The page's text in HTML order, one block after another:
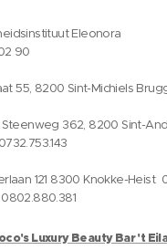
Eleonora
90
55, 8200 Sint-Michiels
Steenweg 362, 8200 Sint-
121 8300 Knokke-Heist
Luxury Beauty Bar 't